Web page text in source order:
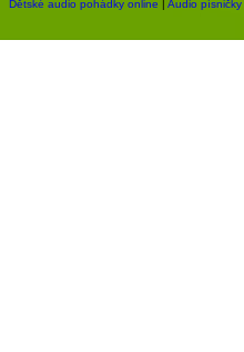
Dětské audio pohádky online | Audio písničky